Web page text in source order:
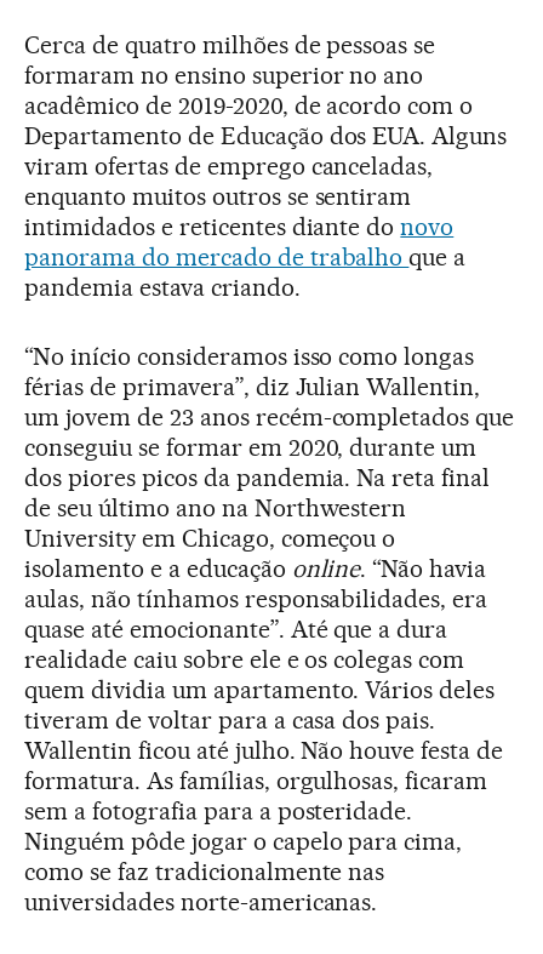
Cerca de quatro milhões de pessoas se
formaram no ensino superior no ano
acadêmico de 2019-2020, de acordo com o
Departamento de Educação dos EUA. Alguns
viram ofertas de emprego canceladas,
enquanto muitos outros se sentiram
intimidados e reticentes diante donovo
panorama do mercado de trabalhoque a
pandemia estava criando.
“No início consideramos isso como longas
férias de primavera”, diz Julian Wallentin,
um jovem de 23 anos recém-completados que
conseguiu se formar em 2020, durante um
dos piores picos da pandemia. Na reta final
de seu último ano na Northwestern
University em Chicago, começou o
isolamento e a educação online. “Não havia
aulas, não tínhamos responsabilidades, era
quase até emocionante”. Até que a dura
realidade caiu sobre ele e os colegas com
quem dividia um apartamento. Vários deles
tiveram de voltar para a casa dos pais.
Wallentin ficou até julho. Não houve festa de
formatura. As famílias, orgulhosas, ficaram
sem a fotografia para a posteridade.
Ninguém pôde jogar o capelo para cima,
como se faz tradicionalmente nas
universidades norte-americanas.